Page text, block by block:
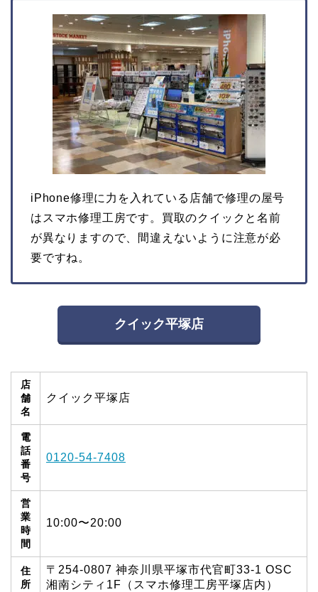
iPhone修理に力を入れている店舗で修理の屋号
はスマホ修理工房です。買取のクイックと名前
が異なりますので、間違えないように注意が必
要ですね。
クイック平塚店
店
舗
名
クイック平塚店
電
話
番
号
0120-54-7408
営
業
時
間
10:00〜20:00
住
所
〒254-0807 神奈川県平塚市代官町33-1 OSC
湘南シティ1F（スマホ修理工房平塚店内）